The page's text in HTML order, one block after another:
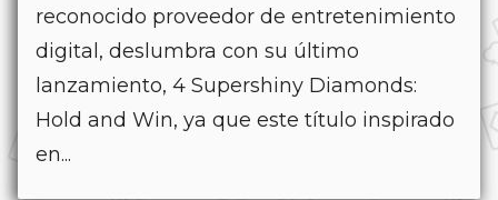
reconocido proveedor de entretenimiento
digital, deslumbra con su último
lanzamiento, 4 Supershiny Diamonds:
Hold and Win, ya que este título inspirado
en...